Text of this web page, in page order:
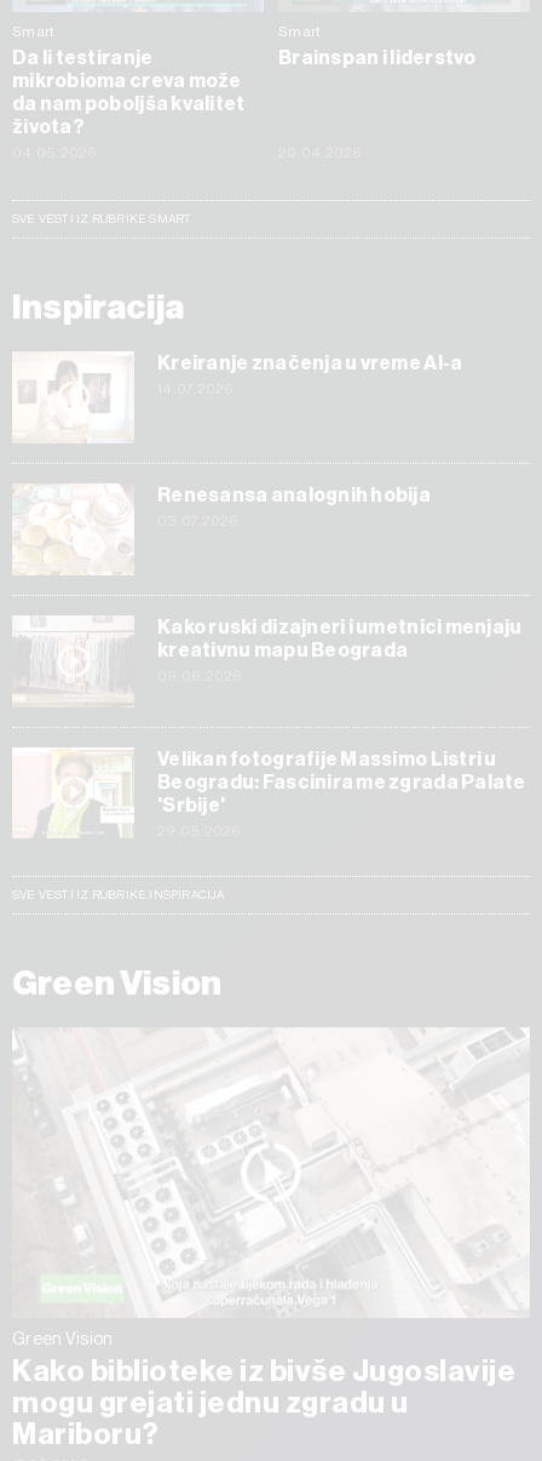
Smart
Da li testiranje
mikrobioma creva može
da nam poboljša kvalitet
života?
Smart
Brainspan i liderstvo
SVE VESTI IZ RUBRIKE SMART
Inspiracija
Kreiranje značenja u vreme AI-a
Renesansa analognih hobija
Kako ruski dizajneri i umetnici menjaju
kreativnu mapu Beograda
Velikan fotografije Massimo Listri u
Beogradu: Fascinira me zgrada Palate
'Srbije'
SVE VESTI IZ RUBRIKE INSPIRACIJA
Green Vision
Green Vision
Kako biblioteke iz bivše Jugoslavije
mogu grejati jednu zgradu u
Mariboru?